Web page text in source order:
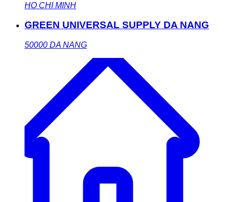
HO CHI MINH
GREEN UNIVERSAL SUPPLY DA NANG
50000 DA NANG